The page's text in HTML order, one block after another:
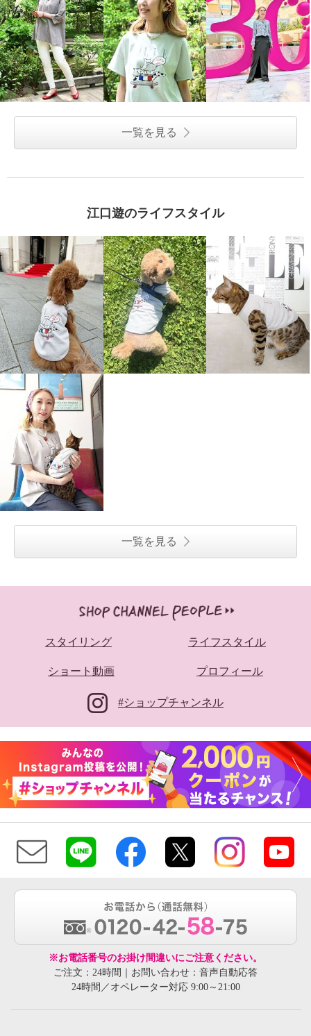
一覧を見る
江口遊のライフスタイル
一覧を見る
スタイリング ライフスタイル
ショート動画 プロフィール
#ショップチャンネル
※お電話番号のお掛け間違いにご注意ください。
ご注文：24時間｜お問い合わせ：音声自動応答
24時間／オペレーター対応 9:00～21:00